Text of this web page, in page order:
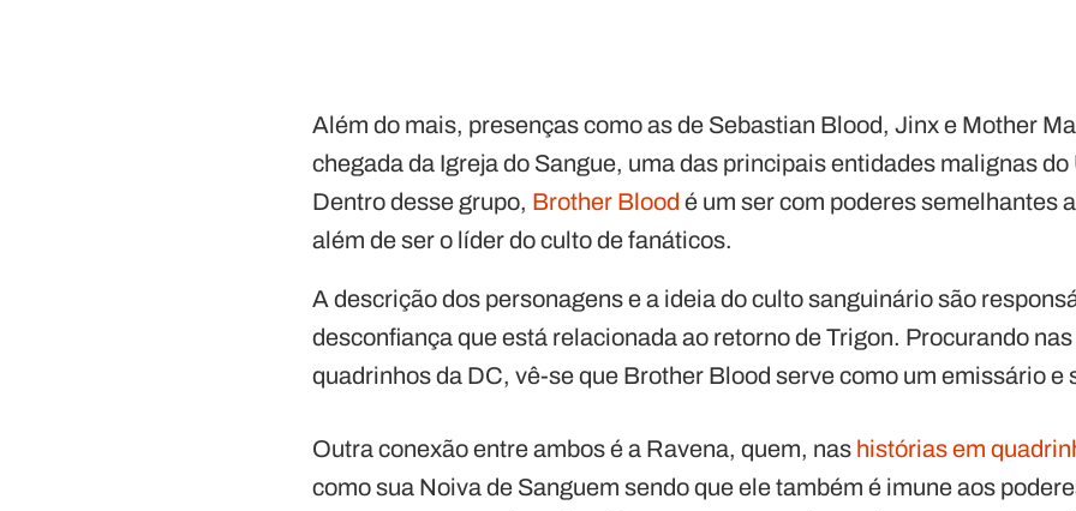
Além do mais, presenças como as de Sebastian Blood, Jinx e Mother
chegada da Igreja do Sangue, uma das principais entidades malignas
Dentro desse grupo, Brother Blood é um ser com poderes semelhantes
além de ser o líder do culto de fanáticos.
A descrição dos personagens e a ideia do culto sanguinário são
desconfiança que está relacionada ao retorno de Trigon. Procurando
quadrinhos da DC, vê-se que Brother Blood serve como um emissário e
Outra conexão entre ambos é a Ravena, quem, nas histórias em
como sua Noiva de Sanguem sendo que ele também é imune aos